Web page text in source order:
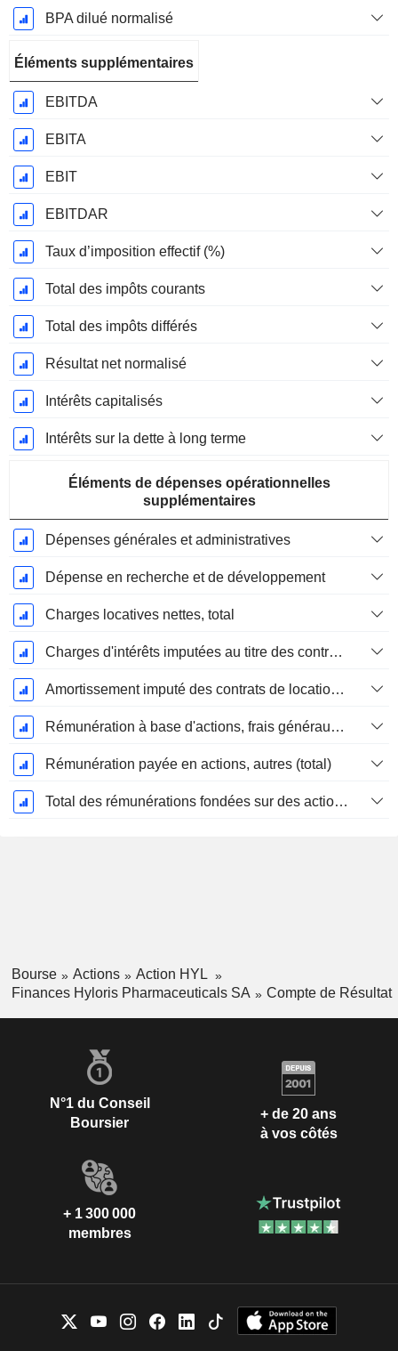
BPA dilué normalisé
Éléments supplémentaires
EBITDA
EBITA
EBIT
EBITDAR
Taux d’imposition effectif (%)
Total des impôts courants
Total des impôts différés
Résultat net normalisé
Intérêts capitalisés
Intérêts sur la dette à long terme
Éléments de dépenses opérationnelles
supplémentaires
Dépenses générales et administratives
Dépense en recherche et de développement
Charges locatives nettes, total
Charges d'intérêts imputées au titre des contrats de location
Amortissement imputé des contrats de location simple
Rémunération à base d'actions, frais généraux et administratifs (total)
Rémunération payée en actions, autres (total)
Total des rémunérations fondées sur des actions
Bourse Actions
Action HYL
Finances Hyloris Pharmaceuticals SA
Compte de Résultat
N°1 du Conseil
Boursier
+ de 20 ans
à vos côtés
+ 1 300 000
membres